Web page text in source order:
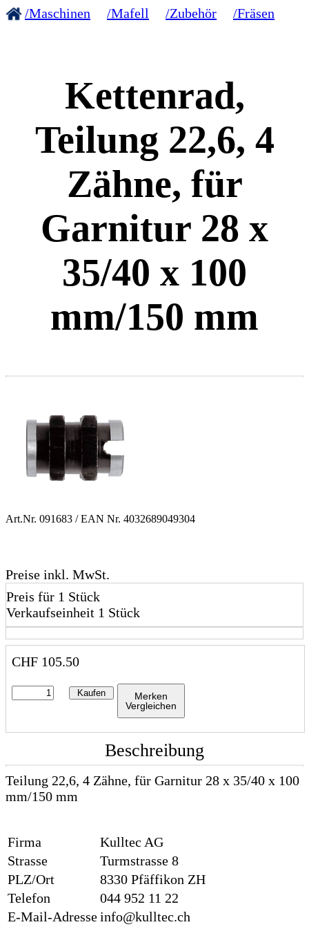
/Maschinen /Mafell /Zubehör /Fräsen
Kettenrad,
Teilung 22,6, 4
Zähne, für
Garnitur 28 x
35/40 x 100
mm/150 mm
Art.Nr. 091683 / EAN Nr. 4032689049304
Preise inkl. MwSt.
Preis für 1 Stück
Verkaufseinheit 1 Stück
CHF 105.50
Kaufen
Merken
Vergleichen
Beschreibung
Teilung 22,6, 4 Zähne, für Garnitur 28 x 35/40 x 100
mm/150 mm
Firma
Kulltec AG
Strasse
Turmstrasse 8
PLZ/Ort
8330 Pfäffikon ZH
Telefon
044 952 11 22
E-Mail-Adresseinfo@kulltec.ch